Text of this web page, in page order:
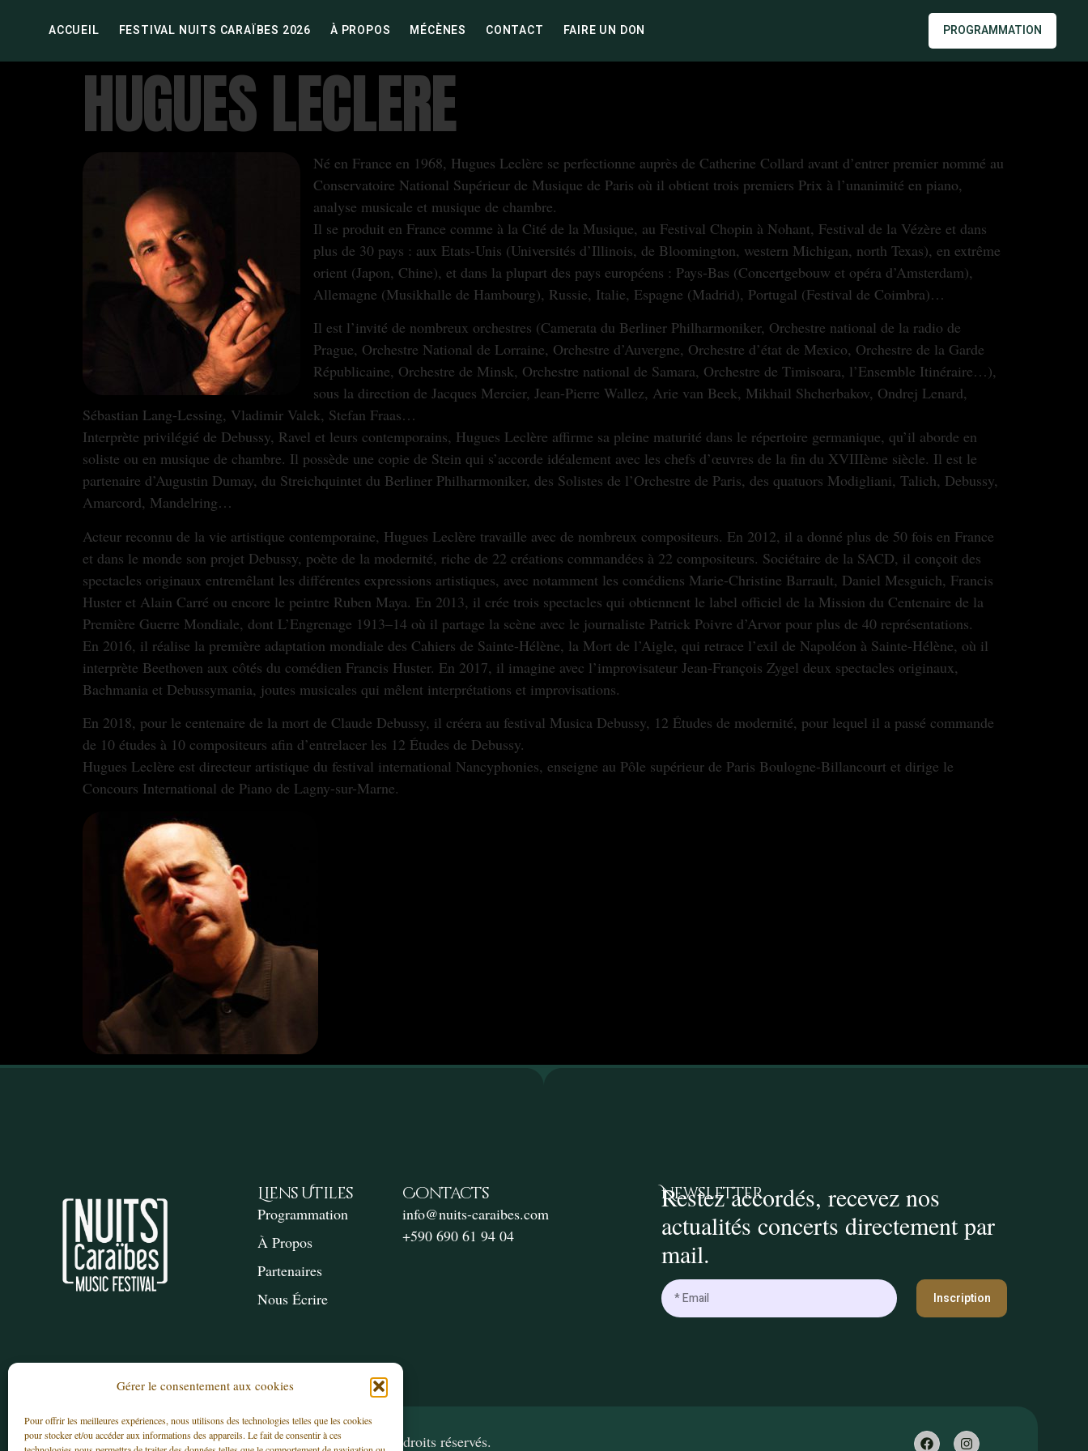
Gérer le consentement aux cookies
Pour offrir les meilleures expériences, nous utilisons des technologies telles que les cookies
pour stocker et/ou accéder aux informations des appareils. Le fait de consentir à ces
ACCUEIL FESTIVAL NUITS CARAÏBES 2026 À PROPOS MÉCÈNES CONTACT FAIRE UN DON PROGRAMMATION
HUGUES LECLERE
Né en France en 1968, Hugues Leclère se perfectionne auprès de Catherine Collard avant d’entrer premier nommé au
Conservatoire National Supérieur de Musique de Paris où il obtient trois premiers Prix à l’unanimité en piano,
analyse musicale et musique de chambre.
Il se produit en France comme à la Cité de la Musique, au Festival Chopin à Nohant, Festival de la Vézère et dans
plus de 30 pays : aux Etats-Unis (Universités d’Illinois, de Bloomington, western Michigan, north Texas), en extrême
orient (Japon, Chine), et dans la plupart des pays européens : Pays-Bas (Concertgebouw et opéra d’Amsterdam),
Allemagne (Musikhalle de Hambourg), Russie, Italie, Espagne (Madrid), Portugal (Festival de Coimbra)…
Il est l’invité de nombreux orchestres (Camerata du Berliner Philharmoniker, Orchestre national de la radio de
Prague, Orchestre National de Lorraine, Orchestre d’Auvergne, Orchestre d’état de Mexico, Orchestre de la Garde
Républicaine, Orchestre de Minsk, Orchestre national de Samara, Orchestre de Timisoara, l’Ensemble Itinéraire…),
sous la direction de Jacques Mercier, Jean-Pierre Wallez, Arie van Beek, Mikhail Shcherbakov, Ondrej Lenard,
Sébastian Lang-Lessing, Vladimir Valek, Stefan Fraas…
Interprète privilégié de Debussy, Ravel et leurs contemporains, Hugues Leclère affirme sa pleine maturité dans le répertoire germanique, qu’il aborde en
soliste ou en musique de chambre. Il possède une copie de Stein qui s’accorde idéalement avec les chefs d’œuvres de la ﬁn du XVIIIème siècle. Il est le
partenaire d’Augustin Dumay, du Streichquintet du Berliner Philharmoniker, des Solistes de l’Orchestre de Paris, des quatuors Modigliani, Talich, Debussy,
Amarcord, Mandelring…
Acteur reconnu de la vie artistique contemporaine, Hugues Leclère travaille avec de nombreux compositeurs. En 2012, il a donné plus de 50 fois en France
et dans le monde son projet Debussy, poète de la modernité, riche de 22 créations commandées à 22 compositeurs. Sociétaire de la SACD, il conçoit des
spectacles originaux entremêlant les différentes expressions artistiques, avec notamment les comédiens Marie-Christine Barrault, Daniel Mesguich, Francis
Huster et Alain Carré ou encore le peintre Ruben Maya. En 2013, il crée trois spectacles qui obtiennent le label officiel de la Mission du Centenaire de la
Première Guerre Mondiale, dont L’Engrenage 1913–14 où il partage la scène avec le journaliste Patrick Poivre d’Arvor pour plus de 40 représentations.
En 2016, il réalise la première adaptation mondiale des Cahiers de Sainte-Hélène, la Mort de l’Aigle, qui retrace l’exil de Napoléon à Sainte-Hélène, où il
interprète Beethoven aux côtés du comédien Francis Huster. En 2017, il imagine avec l’improvisateur Jean-François Zygel deux spectacles originaux,
Bachmania et Debussymania, joutes musicales qui mêlent interprétations et improvisations.
En 2018, pour le centenaire de la mort de Claude Debussy, il créera au festival Musica Debussy, 12 Études de modernité, pour lequel il a passé commande
de 10 études à 10 compositeurs afin d’entrelacer les 12 Études de Debussy.
Hugues Leclère est directeur artistique du festival international Nancyphonies, enseigne au Pôle supérieur de Paris Boulogne-Billancourt et dirige le
Concours International de Piano de Lagny-sur-Marne.
Liens Utiles
Programmation
À Propos
Partenaires
Nous Écrire
Contacts
info@nuits-caraibes.com
+590 690 61 94 04
Newsletter
Restez accordés, recevez nos
actualités concerts directement par
mail.
Inscription
© 2025 – Association LES NUITS CARAÏBES – Tous droits réservés.